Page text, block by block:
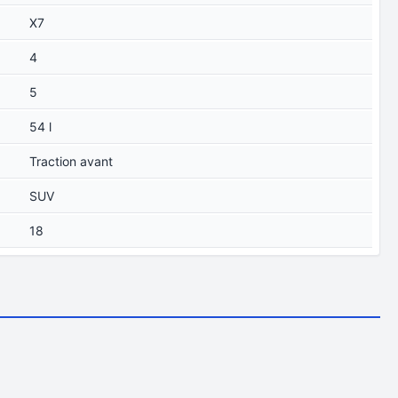
X7
4
5
54 l
Traction avant
SUV
18